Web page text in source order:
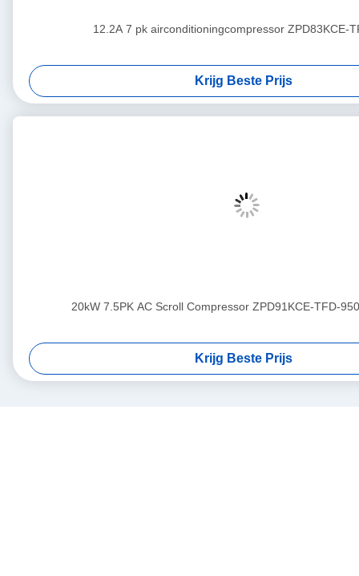
12.2A 7 pk airconditioningcompressor ZPD83KCE-
Krijg Beste Prijs
20kW 7.5PK AC Scroll Compressor ZPD91KCE-TFD-
Krijg Beste Prijs